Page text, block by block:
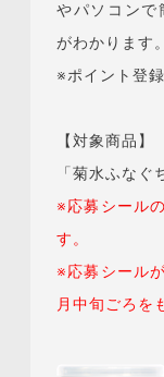
やパソコンで
がわかります。
※ポイント登
【対象商品】
「菊水ふな
※応募シール
す。
※応募シール
月中旬ごろを